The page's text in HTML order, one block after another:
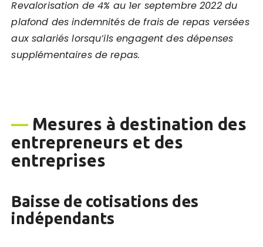
Revalorisation de 4% au 1erseptembre 2022 du
plafond des indemnités de frais de repas versées
aux salariés lorsqu’ils engagent des dépenses
supplémentaires de repas.
— Mesures à destination des
entrepreneurs et des
entreprises
Baisse de cotisations des
indépendants